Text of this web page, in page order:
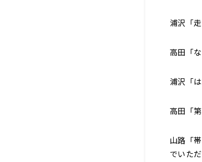
浦沢「
高田「
浦沢「
高田「
山路「
でいた